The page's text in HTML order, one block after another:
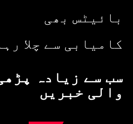
بائیٹس بھی
کامیابی سے چلا
سب سے زیادہ
والی خبریں